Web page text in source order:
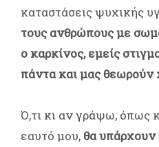
καταστάσεις ψυχικής
τους ανθρώπους με
ο καρκίνος, εμείς
πάντα και μας
Ό,τι κι αν γράψω, όπως
εαυτό μου, θα